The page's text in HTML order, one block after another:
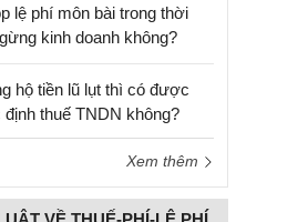
lệ phí môn bài trong thời
kinh doanh không?
hộ tiền lũ lụt thì có được
thuế TNDN không?
Xem thêm